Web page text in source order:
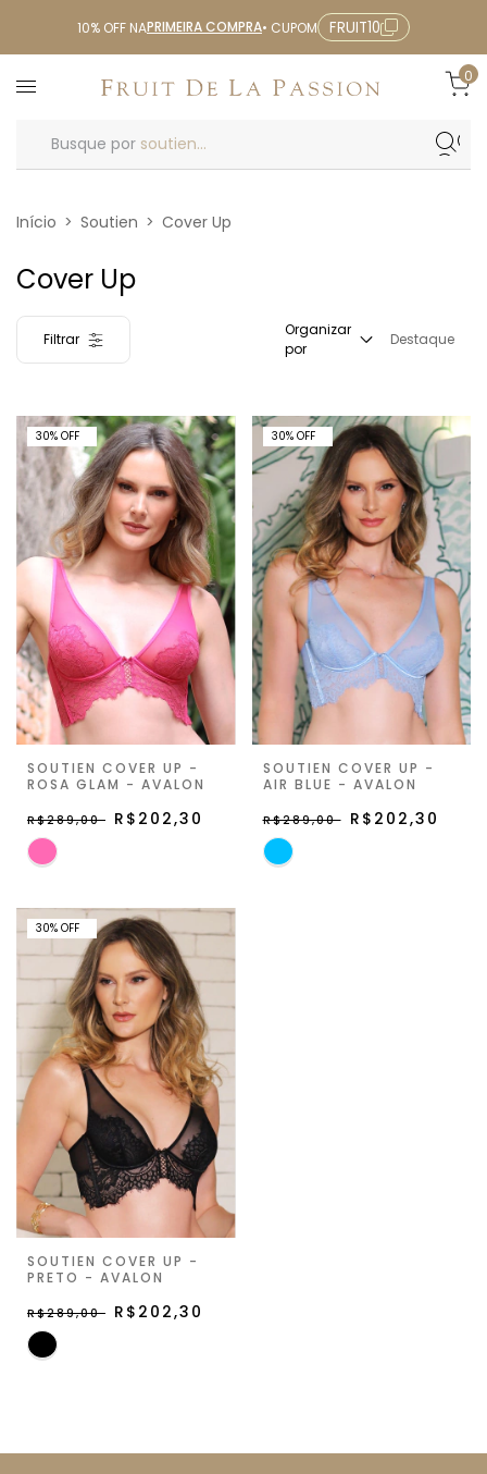
10% OFF NAPRIMEIRA COMPRA• CUPOM FRUIT10
0
Busque por soutien...
Início > Soutien > Cover Up
Cover Up
Filtrar
Organizar
por
Destaque
30% OFF
30% OFF
SOUTIEN COVER UP -
ROSA GLAM - AVALON
R$289,00 R$202,30
30% OFF
30% OFF
SOUTIEN COVER UP -
AIR BLUE - AVALON
R$289,00 R$202,30
30% OFF
30% OFF
SOUTIEN COVER UP -
PRETO - AVALON
R$289,00 R$202,30